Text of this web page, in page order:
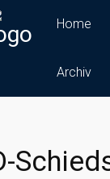
Home
Archiv